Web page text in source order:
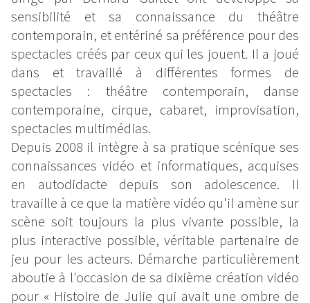
sensibilité et sa connaissance du théâtre
contemporain, et entériné sa préférence pour des
spectacles créés par ceux qui les jouent. Il a joué
dans et travaillé à différentes formes de
spectacles : théâtre contemporain, danse
contemporaine, cirque, cabaret, improvisation,
spectacles multimédias.
Depuis 2008 il intègre à sa pratique scénique ses
connaissances vidéo et informatiques, acquises
en autodidacte depuis son adolescence. Il
travaille à ce que la matière vidéo qu'il amène sur
scène soit toujours la plus vivante possible, la
plus interactive possible, véritable partenaire de
jeu pour les acteurs. Démarche particulièrement
aboutie à l'occasion de sa dixième création vidéo
pour « Histoire de Julie qui avait une ombre de